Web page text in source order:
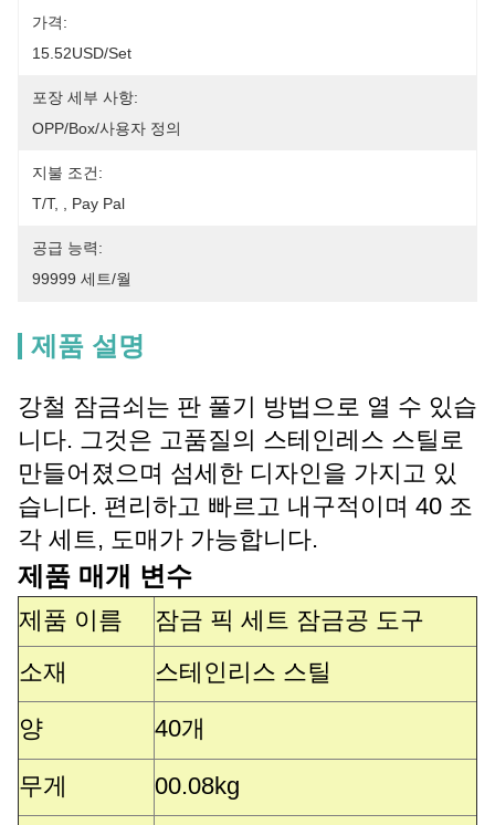
가격:
15.52USD/set
포장 세부 사항:
OPP/Box/사용자 정의
지불 조건:
T/T, , Pay Pal
공급 능력:
99999 세트/월
제품 설명
강철 잠금쇠는 판 풀기 방법으로 열 수 있습
니다. 그것은 고품질의 스테인레스 스틸로
만들어졌으며 섬세한 디자인을 가지고 있
습니다. 편리하고 빠르고 내구적이며 40 조
각 세트, 도매가 가능합니다.
제품 매개 변수
제품 이름
잠금 픽 세트 잠금공 도구
소재
스테인리스 스틸
양 40개
무게 00.08kg